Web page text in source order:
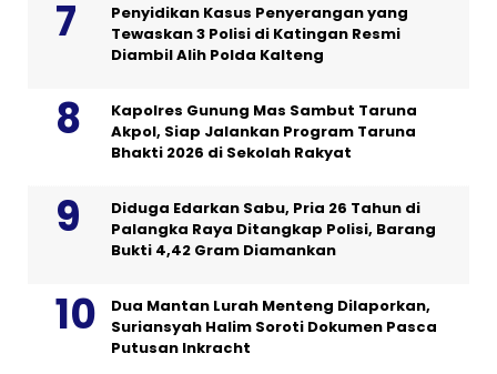
Penyidikan Kasus Penyerangan yang
Tewaskan 3 Polisi di Katingan Resmi
Diambil Alih Polda Kalteng
Kapolres Gunung Mas Sambut Taruna
Akpol, Siap Jalankan Program Taruna
Bhakti 2026 di Sekolah Rakyat
Diduga Edarkan Sabu, Pria 26 Tahun di
Palangka Raya Ditangkap Polisi, Barang
Bukti 4,42 Gram Diamankan
Dua Mantan Lurah Menteng Dilaporkan,
Suriansyah Halim Soroti Dokumen Pasca
Putusan Inkracht